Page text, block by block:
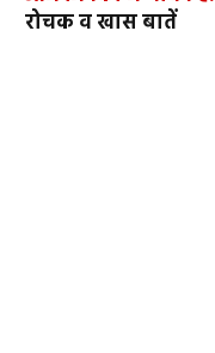
रोचक व खास बातें